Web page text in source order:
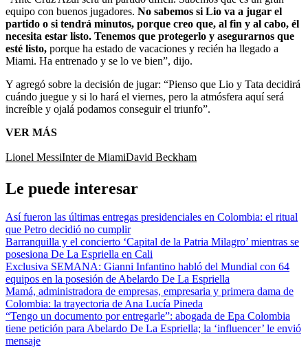
equipo con buenos jugadores. No sabemos si Lio va a jugar el
partido o si tendrá minutos, porque creo que, al fin y al cabo, él
necesita estar listo. Tenemos que protegerlo y asegurarnos que
esté listo, porque ha estado de vacaciones y recién ha llegado a
Miami. Ha entrenado y se lo ve bien”, dijo.
Y agregó sobre la decisión de jugar: “Pienso que Lio y Tata decidirá
cuándo juegue y si lo hará el viernes, pero la atmósfera aquí será
increíble y ojalá podamos conseguir el triunfo”.
VER MÁS
Lionel MessiInter de MiamiDavid Beckham
Le puede interesar
Así fueron las últimas entregas presidenciales en Colombia: el ritual
que Petro decidió no cumplir
Barranquilla y el concierto ‘Capital de la Patria Milagro’ mientras se
posesiona De La Espriella en Cali
Exclusiva SEMANA: Gianni Infantino habló del Mundial con 64
equipos en la posesión de Abelardo De La Espriella
Mamá, administradora de empresas, empresaria y primera dama de
Colombia: la trayectoria de Ana Lucía Pineda
“Tengo un documento por entregarle”: abogada de Epa Colombia
tiene petición para Abelardo De La Espriella; la ‘influencer’ le envió
mensaje